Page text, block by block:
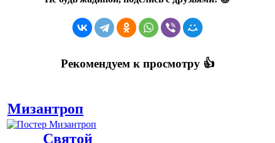
Рекомендуем к просмотру 👍
Мизантроп
Святой